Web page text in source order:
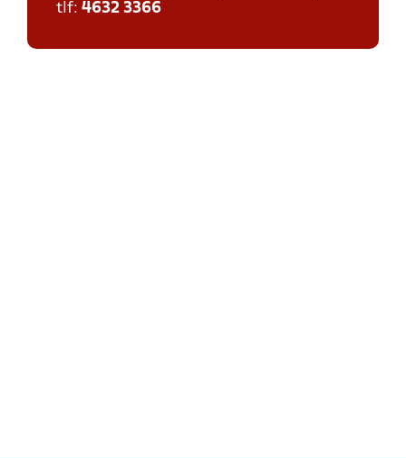
tlf: 4632 3366